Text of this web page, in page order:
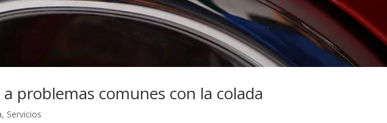
problemas comunes con la colada
, Servicios